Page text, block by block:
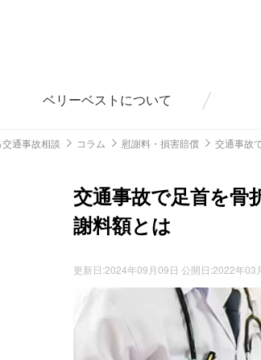
ベリーベストについて
通事故相談 コラム 慰謝料・損害賠償 交通事故
交通事故で足首を骨
謝料額とは
更新日:2024年09月09日 公開日:2022年03